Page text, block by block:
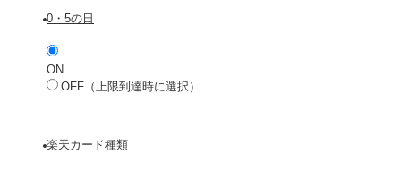
0・5の日
ON
OFF（上限到達時に選択）
楽天カード種類